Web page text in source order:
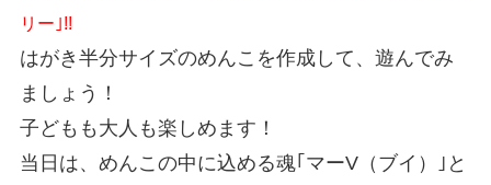
リー｣!!
はがき半分サイズのめんこを作成して、遊んでみ
ましょう！
子どもも大人も楽しめます！
当日は、めんこの中に込める魂｢マーV（ブイ）｣と